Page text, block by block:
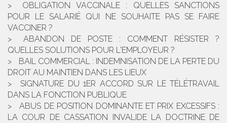
OBLIGATION VACCINALE : QUELLES SANCTIONS
POUR LE SALARIÉ QUI NE SOUHAITE PAS SE FAIRE
VACCINER ?
ABANDON DE POSTE : COMMENT RÉSISTER ?
QUELLES SOLUTIONS POUR L'EMPLOYEUR ?
BAIL COMMERCIAL : INDEMNISATION DE LA PERTE DU
DROIT AU MAINTIEN DANS LES LIEUX
SIGNATURE DU 1ER ACCORD SUR LE TÉLÉTRAVAIL
DANS LA FONCTION PUBLIQUE
ABUS DE POSITION DOMINANTE ET PRIX EXCESSIFS :
LA COUR DE CASSATION INVALIDE LA DOCTRINE DE